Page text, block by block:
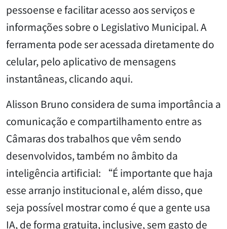
pessoense e facilitar acesso aos serviços e
informações sobre o Legislativo Municipal. A
ferramenta pode ser acessada diretamente do
celular, pelo aplicativo de mensagens
instantâneas, clicando aqui.
Alisson Bruno considera de suma importância a
comunicação e compartilhamento entre as
Câmaras dos trabalhos que vêm sendo
desenvolvidos, também no âmbito da
inteligência artificial: “É importante que haja
esse arranjo institucional e, além disso, que
seja possível mostrar como é que a gente usa
IA, de forma gratuita, inclusive, sem gasto de